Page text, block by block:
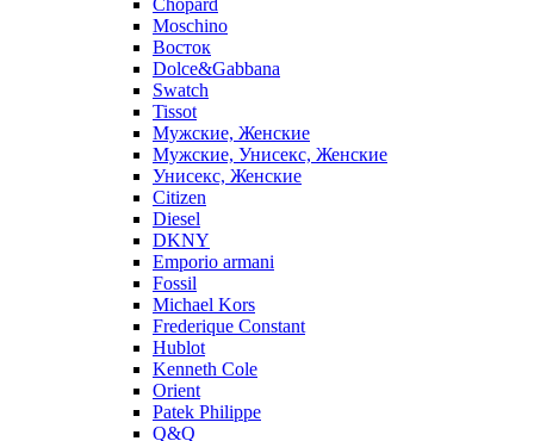
Chopard
Moschino
Восток
Dolce&Gabbana
Swatch
Tissot
Мужские, Женские
Мужские, Унисекс, Женские
Унисекс, Женские
Citizen
Diesel
DKNY
Emporio armani
Fossil
Michael Kors
Frederique Constant
Hublot
Kenneth Cole
Orient
Patek Philippe
Q&Q